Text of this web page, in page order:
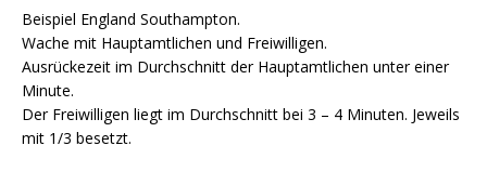
Beispiel England Southampton.
Wache mit Hauptamtlichen und Freiwilligen.
Ausrückezeit im Durchschnitt der Hauptamtlichen unter einer
Minute.
Der Freiwilligen liegt im Durchschnitt bei 3 – 4 Minuten. Jeweils
mit 1/3 besetzt.